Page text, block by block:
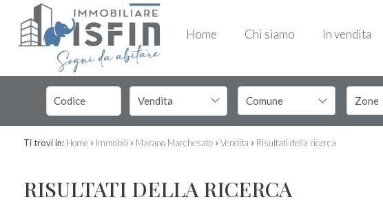
Home Chi siamo In vendita
Vendita
Ti trovi in: Home › Immobili › Marano Marchesato › Vendita › Risultati della ricerca
RISULTATI DELLA RICERCA